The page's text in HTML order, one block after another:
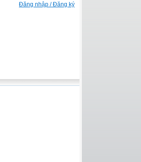
Đăng nhập / Đăng ký